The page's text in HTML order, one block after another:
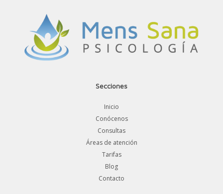
Secciones
Inicio
Conócenos
Consultas
Áreas de atención
Tarifas
Blog
Contacto